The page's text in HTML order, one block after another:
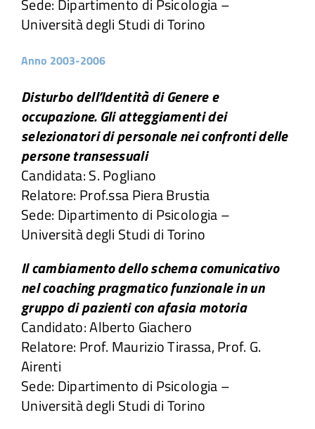
Sede: Dipartimento di Psicologia –
Università degli Studi di Torino
Anno 2003-2006
Disturbo dell’Identità di Genere e
occupazione. Gli atteggiamenti dei
selezionatori di personale nei confronti delle
persone transessuali
Candidata: S. Pogliano
Relatore: Prof.ssa Piera Brustia
Sede: Dipartimento di Psicologia –
Università degli Studi di Torino
Il cambiamento dello schema comunicativo
nel coaching pragmatico funzionale in un
gruppo di pazienti con afasia motoria
Candidato: Alberto Giachero
Relatore: Prof. Maurizio Tirassa, Prof. G.
Airenti
Sede: Dipartimento di Psicologia –
Università degli Studi di Torino